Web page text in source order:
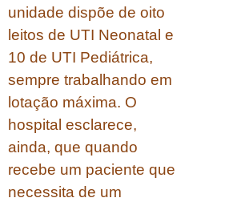
unidade dispõe de oito
leitos de UTI Neonatal e
10 de UTI Pediátrica,
sempre trabalhando em
lotação máxima. O
hospital esclarece,
ainda, que quando
recebe um paciente que
necessita de um